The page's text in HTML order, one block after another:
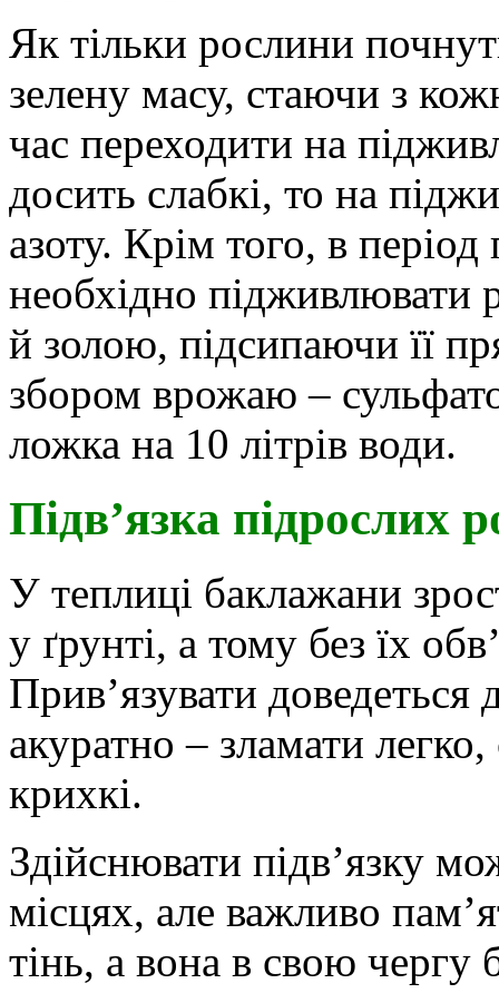
Як тільки рослини
зелену масу, стаючи з
час переходити на
досить слабкі, то на
азоту. Крім того, в
необхідно підживлювати
й золою, підсипаючи її
збором врожаю –
ложка на 10 літрів води.
Підв’язка підрослих
У теплиці баклажани
у ґрунті, а тому без їх
Прив’язувати
акуратно – зламати
крихкі.
Здійснювати підв’язку
місцях, але важливо
тінь, а вона в свою чергу